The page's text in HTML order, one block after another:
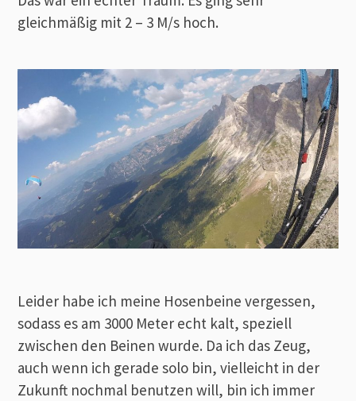
gleichmäßig mit 2 – 3 M/s hoch.
Leider habe ich meine Hosenbeine vergessen,
sodass es am 3000 Meter echt kalt, speziell
zwischen den Beinen wurde. Da ich das Zeug,
auch wenn ich gerade solo bin, vielleicht in der
Zukunft nochmal benutzen will, bin ich immer